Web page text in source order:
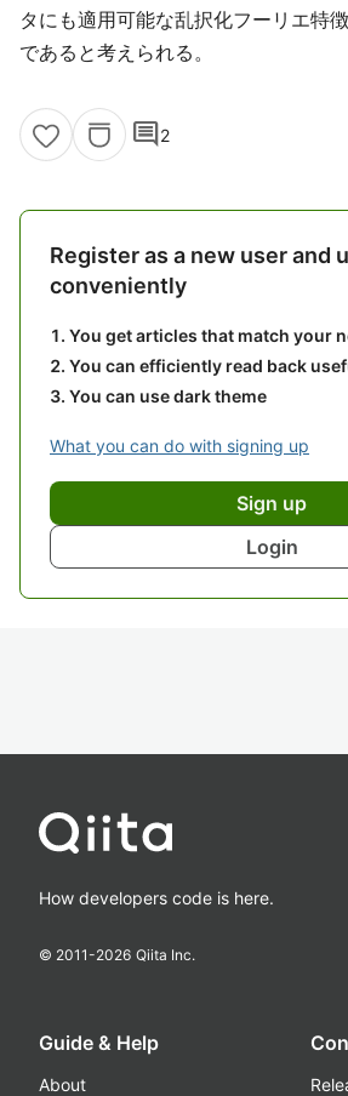
タにも適用可能な乱択化フーリエ特
であると考えられる。
comment2
Register as a new user and
conveniently
You get articles that match your
You can efficiently read back
You can use dark theme
What you can do with signing up
Sign up
Login
How developers code is here.
© 2011-2026 Qiita Inc.
Guide & Help
About